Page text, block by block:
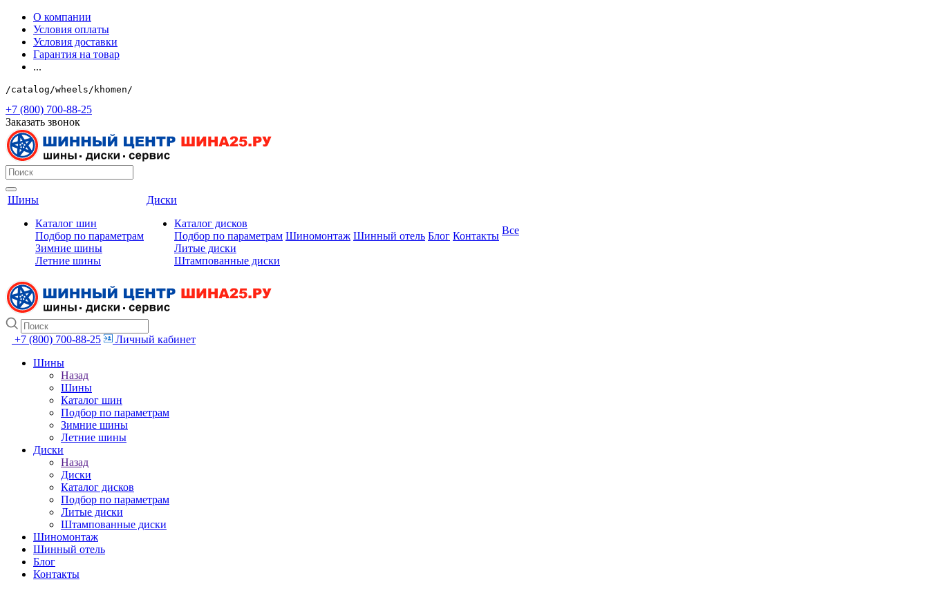
О компании
Условия оплаты
Условия доставки
Гарантия на товар
...
/catalog/wheels/khomen/
+7 (800) 700-88-25
Заказать звонок
Шины
Каталог шин
Подбор по параметрам
Зимние шины
Летние шины
Диски
Каталог дисков
Подбор по параметрам
Литые диски
Штампованные диски
Шиномонтаж Шинный отель Блог Контакты Все
+7 (800) 700-88-25
Личный кабинет
Шины
Назад
Шины
Каталог шин
Подбор по параметрам
Зимние шины
Летние шины
Диски
Назад
Диски
Каталог дисков
Подбор по параметрам
Литые диски
Штампованные диски
Шиномонтаж
Шинный отель
Блог
Контакты